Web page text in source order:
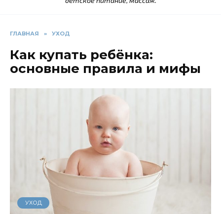
ГЛАВНАЯ » УХОД
Как купать ребёнка:
основные правила и мифы
УХОД